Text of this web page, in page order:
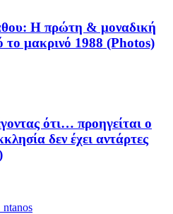
Η πρώτη & μοναδική
μακρινό 1988 (Photos)
ότι… προηγείται ο
δεν έχει αντάρτες